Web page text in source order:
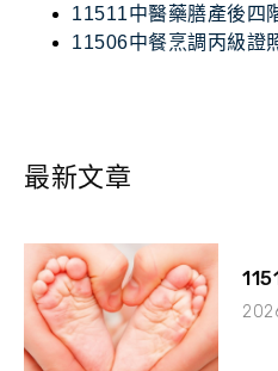
11511中醫藥膳產後四
11506中餐烹調丙級證
最新文章